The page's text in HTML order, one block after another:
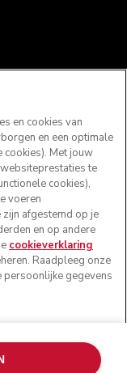
handelsmerken
en cookies van
en een optimale
Met jouw
te
cookies),
voeren
zijn afgestemd op je
en op andere
cookieverklaring
Raadpleeg onze
gegevens